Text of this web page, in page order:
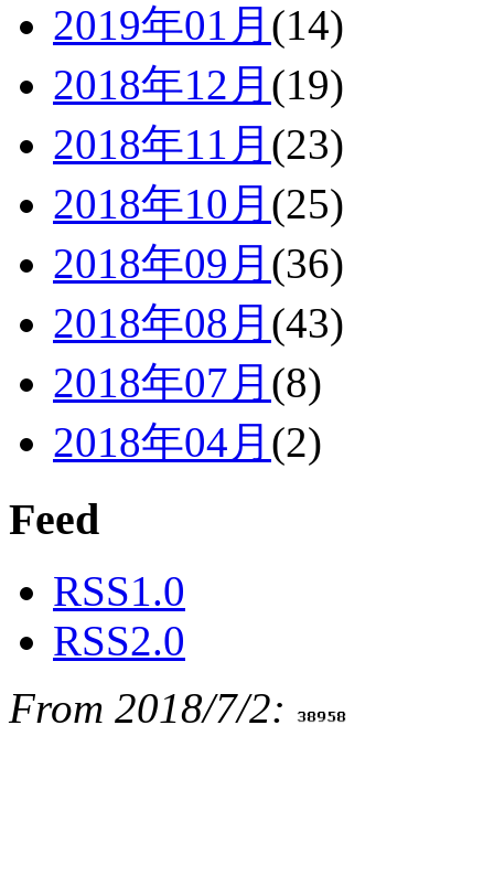
2019年01月 (14)
2018年12月 (19)
2018年11月 (23)
2018年10月 (25)
2018年09月 (36)
2018年08月 (43)
2018年07月 (8)
2018年04月 (2)
Feed
RSS1.0
RSS2.0
From 2018/7/2: